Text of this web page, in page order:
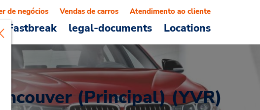
Fastbreak legal-documents Locations
de negócios Vendas de carros Atendimento ao cliente
(Principal) (YVR)